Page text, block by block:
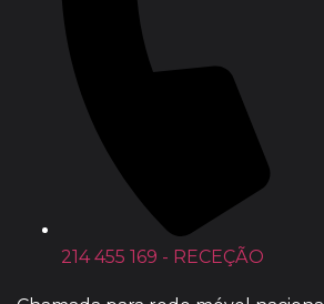
214 455 169 - RECEÇÃO